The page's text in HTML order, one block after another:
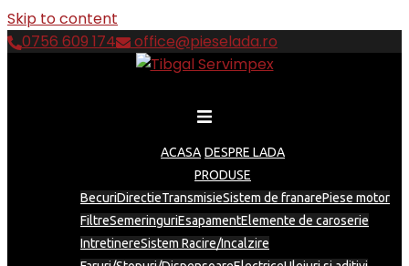
Skip to content
0756 609 174
office@pieselada.ro
ACASA DESPRE LADA
PRODUSE
BecuriDirectieTransmisieSistem de franarePiese motor
FiltreSemeringuriEsapamentElemente de caroserie
IntretinereSistem Racire/Incalzire